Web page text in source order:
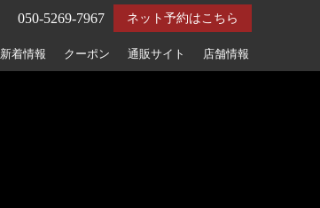
ネット予約はこちら
050-5269-7967
新着情報 クーポン 通販サイト 店舗情報